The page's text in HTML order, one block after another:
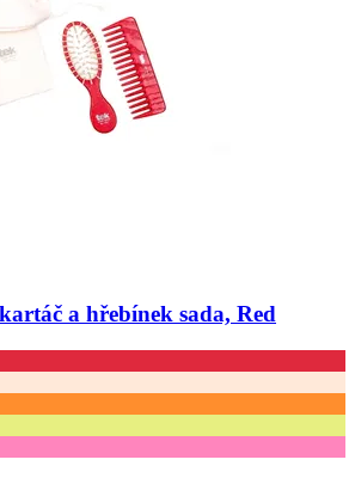
a hřebínek sada, Red